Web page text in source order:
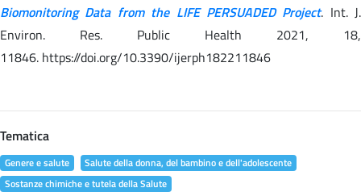
Biomonitoring Data from the LIFE PERSUADED Project. Int. J.
Environ. Res. Public Health 2021, 18,
11846. https://doi.org/10.3390/ijerph182211846
Tematica
Genere e salute
Salute della donna, del bambino e dell'adolescente
Sostanze chimiche e tutela della Salute